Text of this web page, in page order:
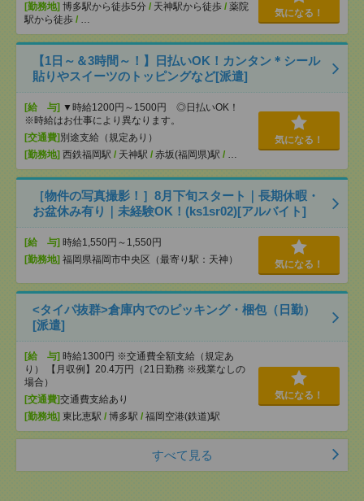
[勤務地] 博多駅から徒歩5分 / 天神駅から徒歩 / 薬院
駅から徒歩 / …
気になる！
【1日～＆3時間～！】日払いOK！カンタン＊シール
貼りやスイーツのトッピングなど[派遣]
[給 与] ▼時給1200円～1500円 ◎日払いOK！
※時給はお仕事により異なります。
[交通費] 別途支給（規定あり）
[勤務地] 西鉄福岡駅 / 天神駅 / 赤坂(福岡県)駅 / …
気になる！
［物件の写真撮影！］8月下旬スタート｜長期休暇・
お盆休み有り｜未経験OK！(ks1sr02)[アルバイト]
[給 与] 時給1,550円～1,550円
[勤務地] 福岡県福岡市中央区（最寄り駅：天神） 気になる！
<タイパ抜群>倉庫内でのピッキング・梱包（日勤）
[派遣]
[給 与] 時給1300円 ※交通費全額支給（規定あ
り） 【月収例】20.4万円（21日勤務 ※残業なしの
場合）
[交通費]交通費支給あり
[勤務地] 東比恵駅 / 博多駅 / 福岡空港(鉄道)駅
気になる！
すべて見る